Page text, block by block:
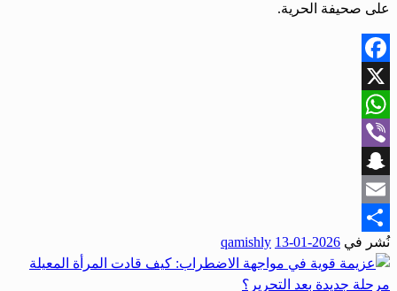
على صحيفة الحرية.
Facebook
X
WhatsApp
Viber
Snapchat
Email
Share
نُشر في 2026-01-13
qamishly